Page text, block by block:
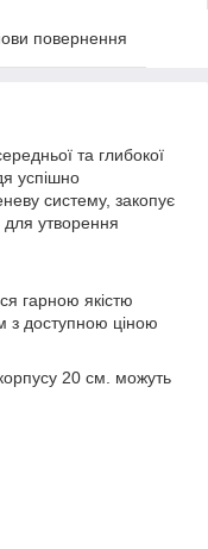
повернення
та глибокої
успішно
систему, закопує
утворення
гарною якістю
з доступною ціною
20 см. можуть